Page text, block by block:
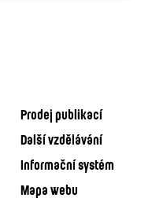
Prodej publikací
Další vzdělávání
Informační systém
Mapa webu